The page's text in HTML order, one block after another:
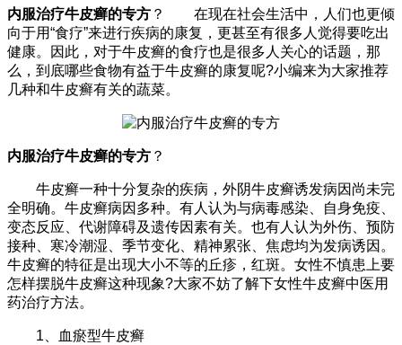
内服治疗牛皮癣的专方 ？ 在现在社会生活中，人们也更倾
向于用“食疗”来进行疾病的康复，更甚至有很多人觉得要吃出
健康。因此，对于牛皮癣的食疗也是很多人关心的话题，那
么，到底哪些食物有益于牛皮癣的康复呢?小编来为大家推荐
几种和牛皮癣有关的蔬菜。
内服治疗牛皮癣的专方 ？
牛皮癣一种十分复杂的疾病，外阴牛皮癣诱发病因尚未完
全明确。牛皮癣病因多种。有人认为与病毒感染、自身免疫、
变态反应、代谢障碍及遗传因素有关。也有人认为外伤、预防
接种、寒冷潮湿、季节变化、精神累张、焦虑均为发病诱因。
牛皮癣的特征是出现大小不等的丘疹，红斑。女性不慎患上要
怎样摆脱牛皮癣这种现象?大家不妨了解下女性牛皮癣中医用
药治疗方法。
1、血瘀型牛皮癣